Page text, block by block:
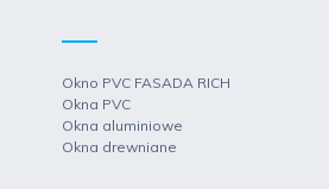
Okno PVC FASADA RICH
Okna PVC
Okna aluminiowe
Okna drewniane